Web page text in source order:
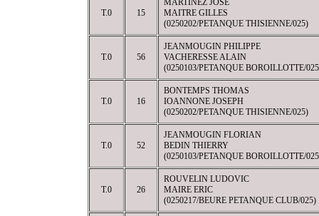
T.0 15
MARTINEZ JOSÉ
MAITRE GILLES
(0250202/PETANQUE THISIENNE/025)
T.0 56
JEANMOUGIN PHILIPPE
VACHERESSE ALAIN
(0250103/PETANQUE BOROILLOTTE/
T.0 16
BONTEMPS THOMAS
IOANNONE JOSEPH
(0250202/PETANQUE THISIENNE/025)
T.0 52
JEANMOUGIN FLORIAN
BEDIN THIERRY
(0250103/PETANQUE BOROILLOTTE/
T.0 26
ROUVELIN LUDOVIC
MAIRE ERIC
(0250217/BEURE PETANQUE CLUB/025)